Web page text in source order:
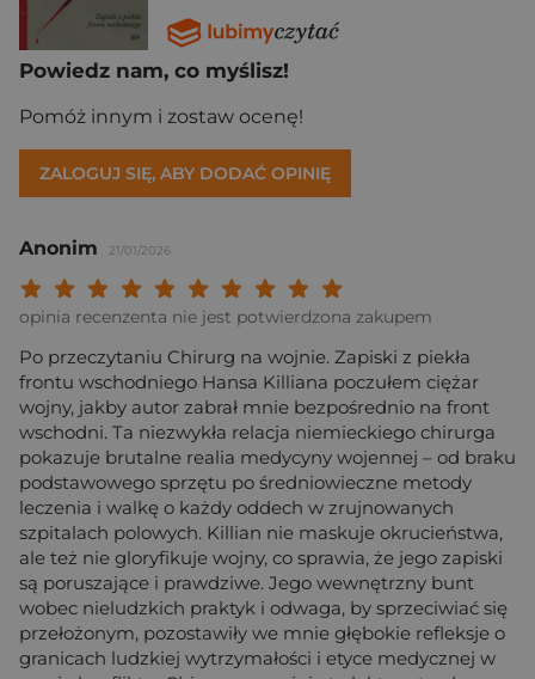
Powiedz nam, co myślisz!
Pomóż innym i zostaw ocenę!
ZALOGUJ SIĘ, ABY DODAĆ OPINIĘ
Anonim 21/01/2026
Twoja ocena:
Twoja ocena: Wybitna 9/
Twoja ocena: Rewelacyjna 8/
Twoja ocena: Bardzo dobra 7/10"
Twoja ocena: Dobra 6/10"
Twoja ocena: Przeciętna 5/10"
Twoja ocena: Może być 4/10"
Twoja ocena: Słaba 3/10"
Twoja ocena: Bardzo słaba 2/10"
Twoja ocena: Beznadziejna 1/10"
opinia recenzenta nie jest potwierdzona zakupem
Po przeczytaniu Chirurg na wojnie. Zapiski z piekła
frontu wschodniego Hansa Killiana poczułem ciężar
wojny, jakby autor zabrał mnie bezpośrednio na front
wschodni. Ta niezwykła relacja niemieckiego chirurga
pokazuje brutalne realia medycyny wojennej – od braku
podstawowego sprzętu po średniowieczne metody
leczenia i walkę o każdy oddech w zrujnowanych
szpitalach polowych. Killian nie maskuje okrucieństwa,
ale też nie gloryfikuje wojny, co sprawia, że jego zapiski
są poruszające i prawdziwe. Jego wewnętrzny bunt
wobec nieludzkich praktyk i odwaga, by sprzeciwiać się
przełożonym, pozostawiły we mnie głębokie refleksje o
granicach ludzkiej wytrzymałości i etyce medycznej w